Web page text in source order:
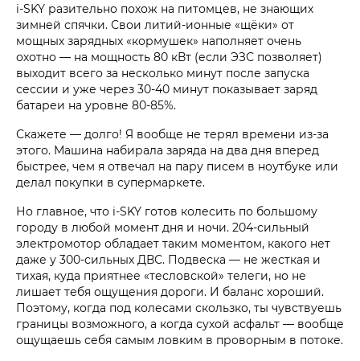
i‑SKY разительно похож на питомцев, не знающих
зимней спячки. Свои литий-ионные «щёки» от
мощных зарядных «кормушек» наполняет очень
охотно — на мощность 80 кВт (если ЭЗС позволяет)
выходит всего за несколько минут после запуска
сессии и уже через 30-40 минут показывает заряд
батареи на уровне 80-85%.
Скажете — долго! Я вообще не терял времени из-за
этого. Машина набирала заряда на два дня вперед
быстрее, чем я отвечал на пару писем в ноутбуке или
делал покупки в супермаркете.
Но главное, что i‑SKY готов колесить по большому
городу в любой момент дня и ночи. 204-сильный
электромотор обладает таким моментом, какого нет
даже у 300-сильных ДВС. Подвеска — не жесткая и
тихая, куда приятнее «тесловской» телеги, но не
лишает тебя ощущения дороги. И баланс хороший.
Поэтому, когда под колесами скользко, ты чувствуешь
границы возможного, а когда сухой асфальт — вообще
ощущаешь себя самым ловким в проворным в потоке.